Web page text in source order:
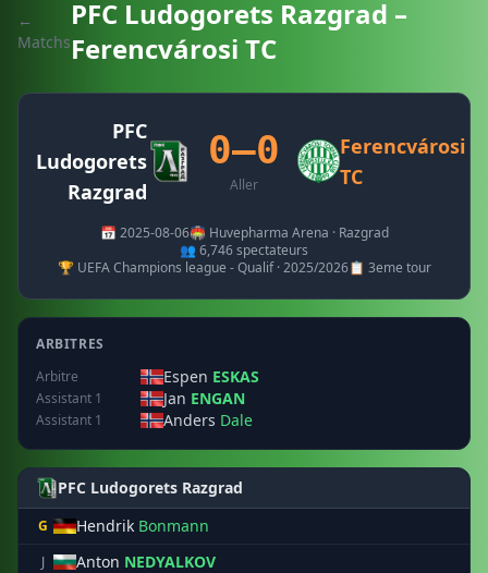
←
Matchs
PFC Ludogorets Razgrad –
Ferencvárosi TC
PFC
Ludogorets
Razgrad
0–0
Aller
Ferencvárosi
TC
📅 2025-08-06🏟️ Huvepharma Arena · Razgrad
👥 6,746 spectateurs
🏆 UEFA Champions league - Qualif · 2025/2026📋 3eme tour
ARBITRES
Arbitre
Espen ESKAS
Assistant 1 Jan ENGAN
Assistant 1 Anders Dale
PFC Ludogorets Razgrad
G Hendrik Bonmann
J Anton NEDYALKOV